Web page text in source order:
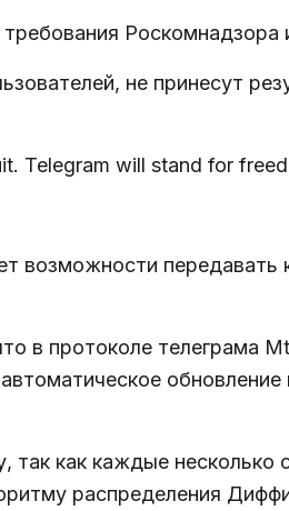
требования Роскомнадзора
не принесут
Telegram will stand for
возможности передавать
в протоколе телеграма
обновление
как каждые несколько
распределения